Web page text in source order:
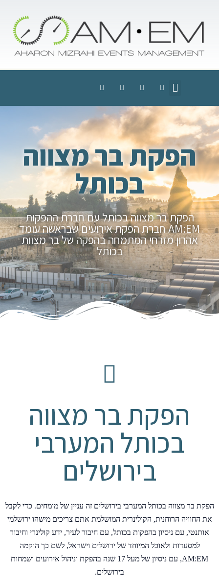
הפקת בר מצווה
בכותל
הפקת בר מצווה בכותל עם חברת ההפקות
AM:EM חברת הפקת אירועים שבראשה עומד
אהרון מזרחי המתמחה בהפקה של בר מצוות
בכותל
הפקת בר מצווה
בכותל המערבי
בירושלים
הפקת בר מצווה בכותל המערבי בירושלים זה עניין של מומחים. כדי לקבל
את החוויה הרוחנית, הקולינרית המושלמת אתם צריכים מישהו ירושלמי
אותנטי, עם ניסיון בהפקות בכותל, עם חיבור לעיר, ידע קולינרי וחיבור
למסעדות ולאוכל המיוחד של ירושלים וישראל, לשם כך הוקמה
AM:EM, עם ניסיון של מעל 17 שנה בהפקת וניהול אירועים ושמחות
בירושלים.